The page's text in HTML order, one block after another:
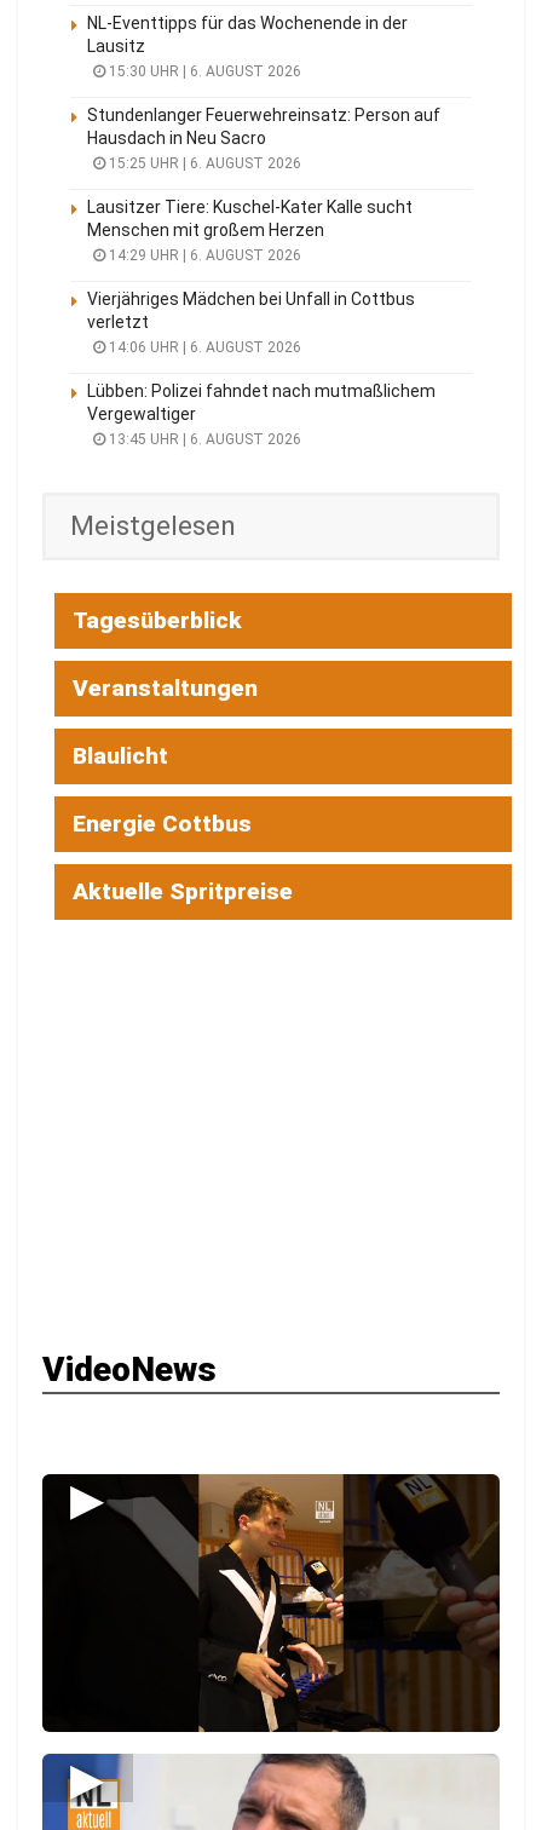
NL-Eventtipps für das Wochenende in der
Lausitz
15:30 UHR | 6. AUGUST 2026
Stundenlanger Feuerwehreinsatz: Person auf
Hausdach in Neu Sacro
15:25 UHR | 6. AUGUST 2026
Lausitzer Tiere: Kuschel-Kater Kalle sucht
Menschen mit großem Herzen
14:29 UHR | 6. AUGUST 2026
Vierjähriges Mädchen bei Unfall in Cottbus
verletzt
14:06 UHR | 6. AUGUST 2026
Lübben: Polizei fahndet nach mutmaßlichem
Vergewaltiger
13:45 UHR | 6. AUGUST 2026
Meistgelesen
Tagesüberblick
Veranstaltungen
Blaulicht
Energie Cottbus
Aktuelle Spritpreise
VideoNews
▶
▶